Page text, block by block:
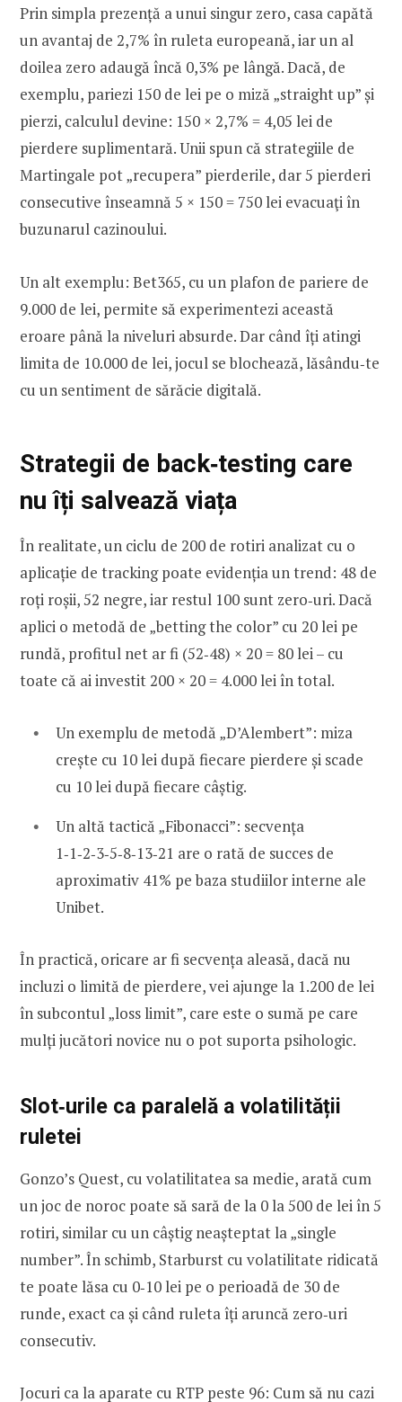
Prin simpla prezență a unui singur zero, casa capătă
un avantaj de 2,7% în ruleta europeană, iar un al
doilea zero adaugă încă 0,3% pe lângă. Dacă, de
exemplu, pariezi 150 de lei pe o miză „straight up” și
pierzi, calculul devine: 150 × 2,7% = 4,05 lei de
pierdere suplimentară. Unii spun că strategiile de
Martingale pot „recupera” pierderile, dar 5 pierderi
consecutive înseamnă 5 × 150 = 750 lei evacuaţi în
buzunarul cazinoului.
Un alt exemplu: Bet365, cu un plafon de pariere de
9.000 de lei, permite să experimentezi această
eroare până la niveluri absurde. Dar când îți atingi
limita de 10.000 de lei, jocul se blochează, lăsându‑te
cu un sentiment de sărăcie digitală.
Strategii de back‑testing care
nu îți salvează viața
În realitate, un ciclu de 200 de rotiri analizat cu o
aplicație de tracking poate evidenția un trend: 48 de
roți roșii, 52 negre, iar restul 100 sunt zero‑uri. Dacă
aplici o metodă de „betting the color” cu 20 lei pe
rundă, profitul net ar fi (52‑48) × 20 = 80 lei – cu
toate că ai investit 200 × 20 = 4.000 lei în total.
Un exemplu de metodă „D’Alembert”: miza
crește cu 10 lei după fiecare pierdere și scade
cu 10 lei după fiecare câștig.
Un altă tactică „Fibonacci”: secvența
1‑1‑2‑3‑5‑8‑13‑21 are o rată de succes de
aproximativ 41% pe baza studiilor interne ale
Unibet.
În practică, oricare ar fi secvența aleasă, dacă nu
incluzi o limită de pierdere, vei ajunge la 1.200 de lei
în subcontul „loss limit”, care este o sumă pe care
mulți jucători novice nu o pot suporta psihologic.
Slot‑urile ca paralelă a volatilității
ruletei
Gonzo’s Quest, cu volatilitatea sa medie, arată cum
un joc de noroc poate să sară de la 0 la 500 de lei în 5
rotiri, similar cu un câștig neașteptat la „single
number”. În schimb, Starburst cu volatilitate ridicată
te poate lăsa cu 0‑10 lei pe o perioadă de 30 de
runde, exact ca și când ruleta îți aruncă zero‑uri
consecutiv.
Jocuri ca la aparate cu RTP peste 96: Cum să nu cazi